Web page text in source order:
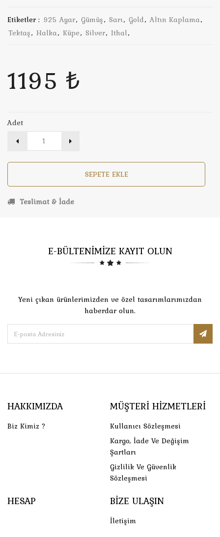
Etiketler : 925 Ayar, Gümüş, Sarı, Gold, Altın Kaplama,
Tektaş, Halka, Küpe, Silver, Ithal,
1195 ₺
Adet
SEPETE EKLE
Teslimat & İade
E-BÜLTENİMİZE KAYIT OLUN
Yeni çıkan ürünlerimizden ve özel tasarımlarımızdan
haberdar olun.
HAKKIMIZDA
Biz Kimiz ?
MÜŞTERI HIZMETLERI
Kullanıcı Sözleşmesi
Kargo, İade Ve Değişim
Şartları
Gizlilik Ve Güvenlik
Sözleşmesi
HESAP BIZE ULAŞIN
İletişim